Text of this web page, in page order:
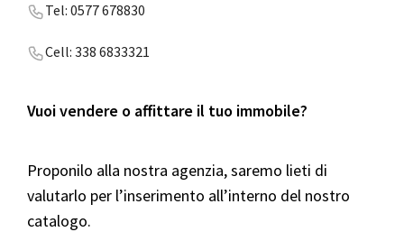
Tel: 0577 678830
Cell: 338 6833321
Vuoi vendere o affittare il tuo immobile?
Proponilo alla nostra agenzia, saremo lieti di
valutarlo per l’inserimento all’interno del nostro
catalogo.